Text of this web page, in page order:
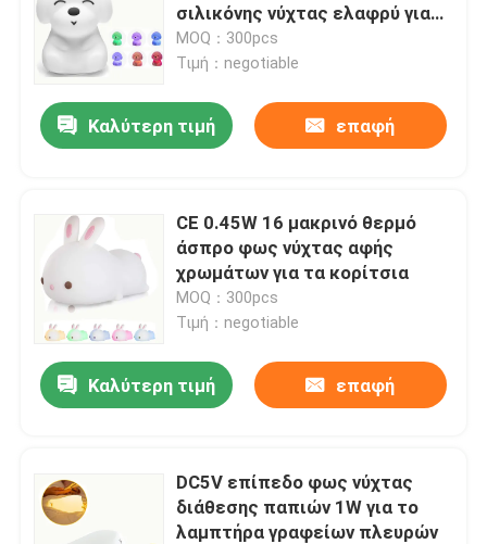
σιλικόνης νύχτας ελαφρύ για
τα δώρα παιδιών
MOQ：300pcs
Τιμή：negotiable
Καλύτερη τιμή επαφή
CE 0.45W 16 μακρινό θερμό
άσπρο φως νύχτας αφής
χρωμάτων για τα κορίτσια
MOQ：300pcs
Τιμή：negotiable
Καλύτερη τιμή επαφή
DC5V επίπεδο φως νύχτας
διάθεσης παπιών 1W για το
λαμπτήρα γραφείων πλευρών